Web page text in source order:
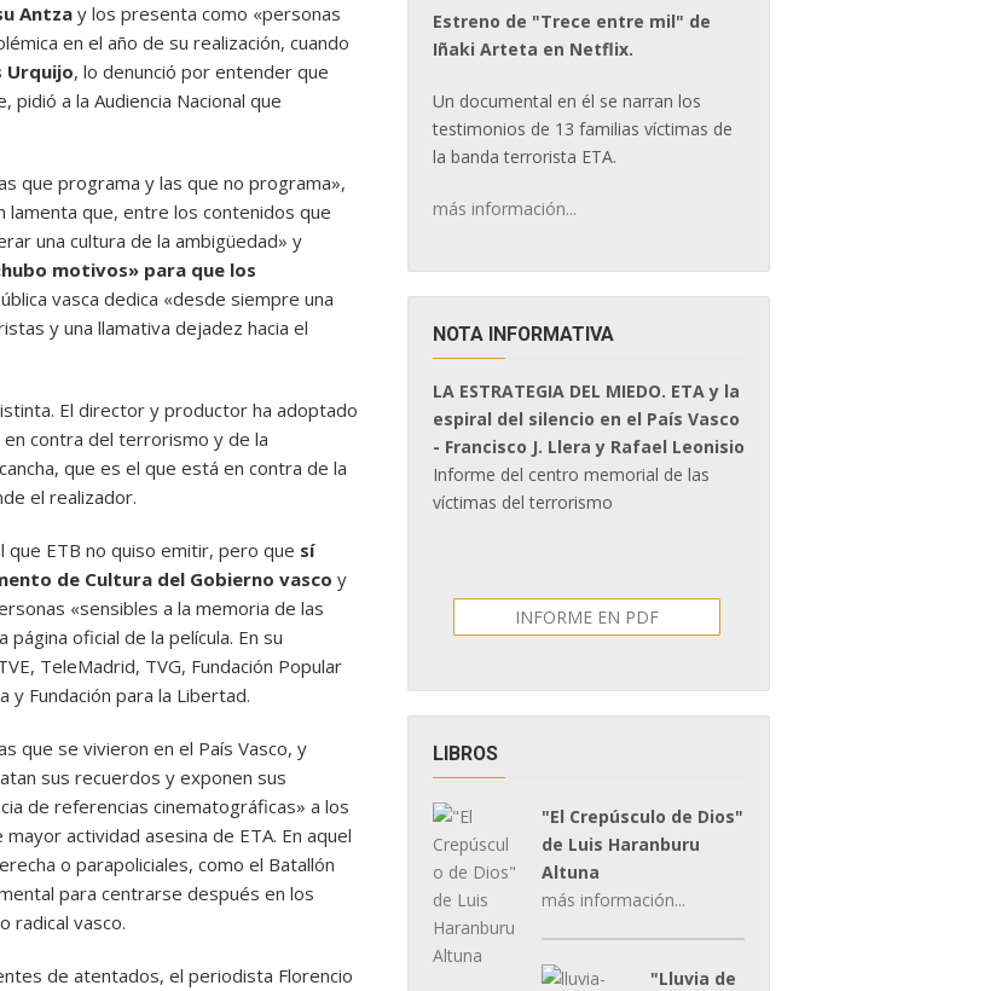
Antza y los presenta como «personas
en el año de su realización, cuando
Urquijo, lo denunció por entender que
a la Audiencia Nacional que
que programa y las que no programa»,
lamenta que, entre los contenidos que
una cultura de la ambigüedad» y
motivos» para que los
vasca dedica «desde siempre una
y una llamativa dejadez hacia el
El director y productor ha adoptado
contra del terrorismo y de la
que es el que está en contra de la
el realizador.
que ETB no quiso emitir, pero que sí
de Cultura del Gobierno vasco y
«sensibles a la memoria de las
oficial de la película. En su
TeleMadrid, TVG, Fundación Popular
y Fundación para la Libertad.
que se vivieron en el País Vasco, y
sus recuerdos y exponen sus
de referencias cinematográficas» a los
actividad asesina de ETA. En aquel
o parapoliciales, como el Batallón
para centrarse después en los
radical vasco.
de atentados, el periodista Florencio
Estreno de "Trece entre mil" de
Iñaki Arteta en Netflix.
Un documental en él se narran los
testimonios de 13 familias víctimas de
la banda terrorista ETA.
más información...
NOTA INFORMATIVA
LA ESTRATEGIA DEL MIEDO. ETA y la
espiral del silencio en el País Vasco
- Francisco J. Llera y Rafael Leonisio
Informe del centro memorial de las
víctimas del terrorismo
INFORME EN PDF
LIBROS
"El Crepúsculo de Dios"
de Luis Haranburu
Altuna
más información...
"Lluvia de